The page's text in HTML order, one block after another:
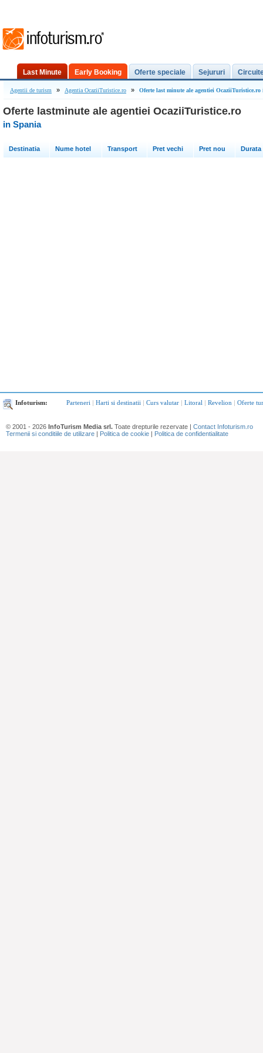
Last Minute Early Booking Oferte speciale Sejururi
Agentii de turism » Agentia OcaziiTuristice.ro » Oferte last minute ale agentiei
Oferte lastminute ale agentiei OcaziiTuristice.ro
in Spania
Destinatia Nume hotel Transport Pret vechi Pret nou Durata
Infoturism: Parteneri | Harti si destinatii | Curs valutar | Litoral | Revelion | Oferte
© 2001 - 2026 InfoTurism Media srl. Toate drepturile rezervate | Contact Infoturism.ro
Termenii si conditiile de utilizare | Politica de cookie | Politica de confidentialitate